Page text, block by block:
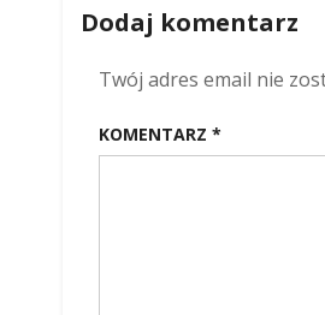
Dodaj komentarz
Twój adres email nie
KOMENTARZ *